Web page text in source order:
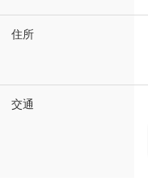
住所
交通